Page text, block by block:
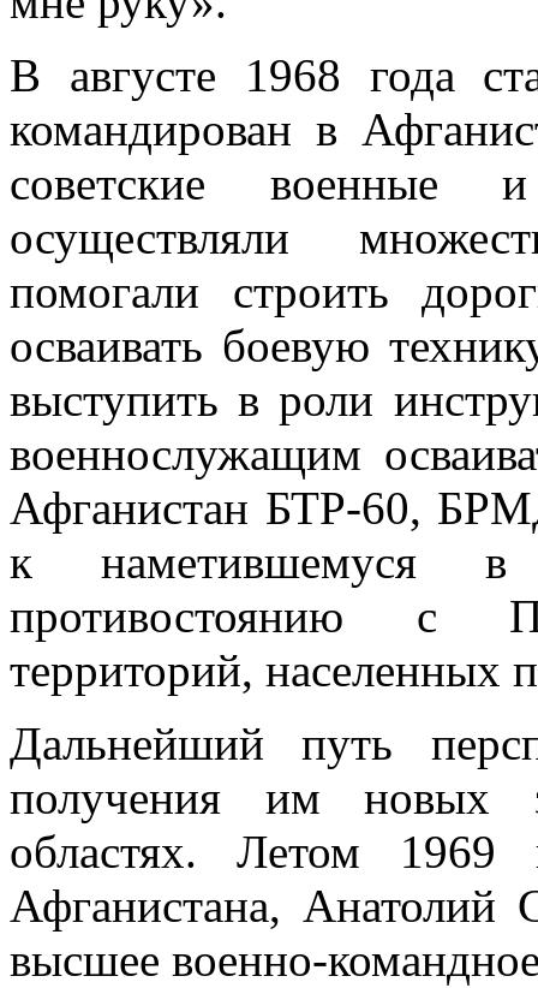
В августе 1968 года
командирован в
советские военные
осуществляли
помогали строить
осваивать боевую
выступить в роли
военнослужащим
Афганистан БТР-60,
к наметившемуся
противостоянию с
территорий, населенных
Дальнейший путь
получения им новых
областях. Летом 1969
Афганистана, Анатолий
высшее военно-